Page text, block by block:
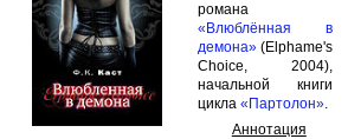
романа
«Влюблённая в
демона» (Elphame's
Choice, 2004),
начальной книги
цикла «Партолон».
Аннотация